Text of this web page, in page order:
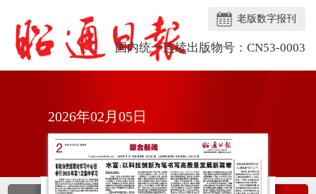
老版数字报刊
国内统一连续出版物号：CN53-0003
2026年02月05日